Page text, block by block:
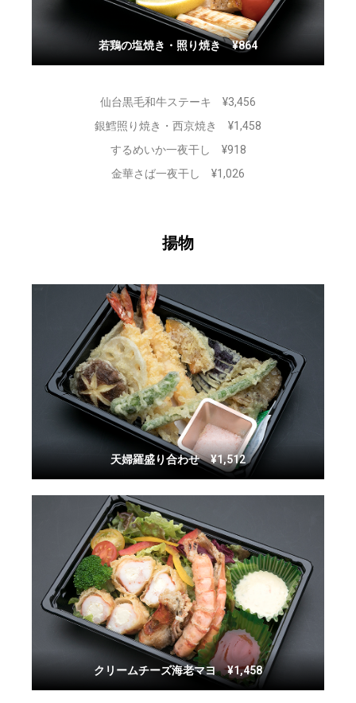
若鶏の塩焼き・照り焼き ¥864
仙台黒毛和牛ステーキ ¥3,456
銀鱈照り焼き・西京焼き ¥1,458
するめいか一夜干し ¥918
金華さば一夜干し ¥1,026
揚物
天婦羅盛り合わせ ¥1,512
クリームチーズ海老マヨ ¥1,458